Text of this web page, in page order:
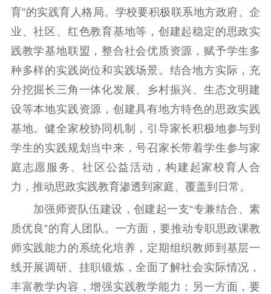
育”的实践育人格局。学校要积极联系地方政府、企
业、社区、红色教育基地等，创建起稳定的思政实
践教学基地联盟，整合社会优质资源，赋予学生多
种多样的实践岗位和实践场景。结合地方实际，充
分挖掘长三角一体化发展、乡村振兴、生态文明建
设等本地实践资源，创建具有地方特色的思政实践
基地。健全家校协同机制，引导家长积极地参与到
学生的实践规划当中来，号召家长带着学生参与家
庭志愿服务、社区公益活动，构建起家校育人合
力，推动思政实践教育渗透到家庭、覆盖到日常。
加强师资队伍建设，创建起一支“专兼结合、素
质优良”的育人团队。一方面，要推动专职思政课教
师实践能力的系统化培养，定期组织教师到基层一
线开展调研、挂职锻炼，全面了解社会实际情况，
丰富教学内容，增强实践教学能力；另一方面，要